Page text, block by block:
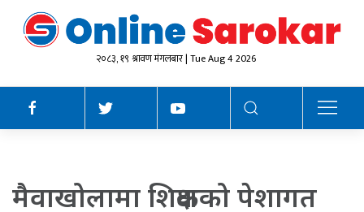
२०८३, १९ श्रावण मंगलबार | Tue Aug 4 2026
मैवाखोलामा शिक्षकको पेशागत